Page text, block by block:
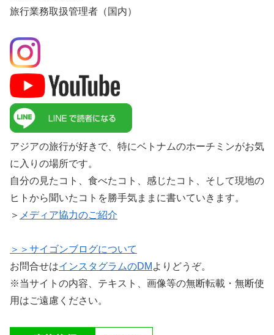
旅行業務取扱管理者（国内）
アジアの旅行が好きで、特にベトナムのホーチミンがお気
に入りの場所です。
自分の見たコト、食べたコト、感じたコト、そして現地の
ヒトから聞いたコトを勝手気ままに書いていきます。
＞ メディア協力のご紹介
＞＞サイゴンブログについて
お問合せはインスタグラムのDM よりどうぞ。
※当サイトの内容、テキスト、画像等の無断転載・無断使
用はご遠慮ください。